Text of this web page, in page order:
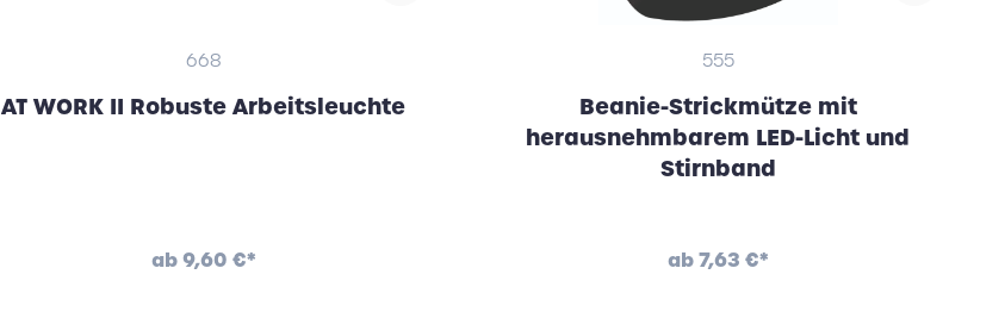
668
AT WORK II Robuste Arbeitsleuchte
ab9,60 €*
555
Beanie-Strickmütze mit
herausnehmbarem LED-Licht und
Stirnband
ab7,63 €*